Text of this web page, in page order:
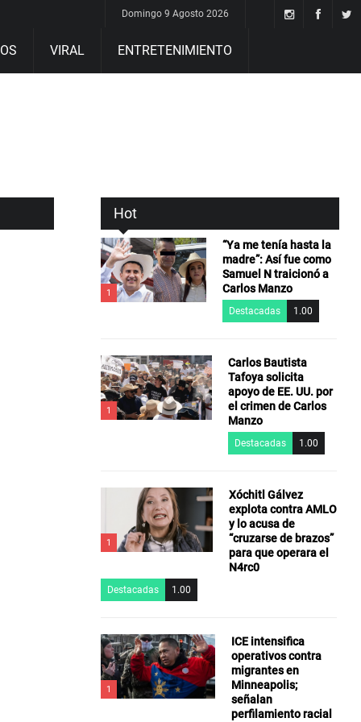
Domingo 9 Agosto 2026
VIRAL ENTRETENIMIENTO
Hot
1
“Ya me tenía hasta la
madre”: Así fue como
Samuel N traicionó a
Carlos Manzo
Destacadas 1.00
1
Carlos Bautista
Tafoya solicita
apoyo de EE. UU. por
el crimen de Carlos
Manzo
Destacadas 1.00
1
Xóchitl Gálvez
explota contra AMLO
y lo acusa de
“cruzarse de brazos”
para que operara el
N4rc0
Destacadas 1.00
1
ICE intensifica
operativos contra
migrantes en
Minneapolis;
señalan
perfilamiento racial